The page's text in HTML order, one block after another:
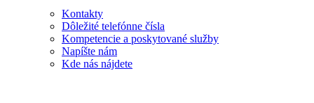
Kontakty
Dôležité telefónne čísla
Kompetencie a poskytované služby
Napíšte nám
Kde nás nájdete